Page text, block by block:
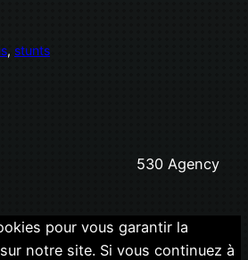
, stunts
530 Agency
pour vous garantir la
notre site. Si vous continuez à